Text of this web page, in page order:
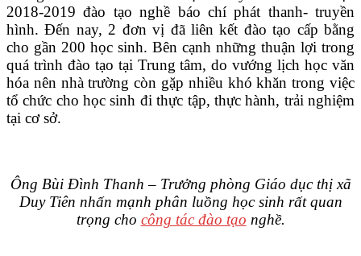
2018-2019 đào tạo nghề báo chí phát thanh- truyền
hình. Đến nay, 2 đơn vị đã liên kết đào tạo cấp bằng
cho gần 200 học sinh. Bên cạnh những thuận lợi trong
quá trình đào tạo tại Trung tâm, do vướng lịch học văn
hóa nên nhà trường còn gặp nhiều khó khăn trong việc
tổ chức cho học sinh đi thực tập, thực hành, trải nghiệm
tại cơ sở.
Ông Bùi Đình Thanh – Trưởng phòng Giáo dục thị xã
Duy Tiên nhấn mạnh phân luồng học sinh rất quan
trọng cho công tác đào tạo nghề.